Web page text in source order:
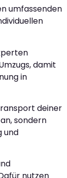
umfassenden
damit
in
deiner
sondern
und